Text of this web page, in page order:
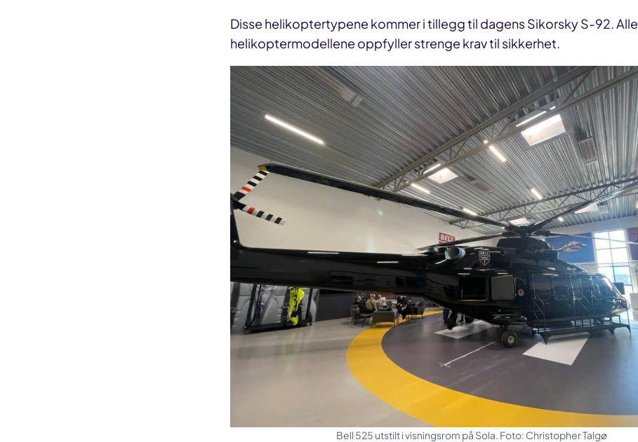
Disse helikoptertypene kommer i tillegg til dagens Sikorsky S-92. Alle
helikoptermodellene oppfyller strenge krav til sikkerhet.
Bell 525 utstilt i visningsrom på Sola. Foto: Christopher Talgø